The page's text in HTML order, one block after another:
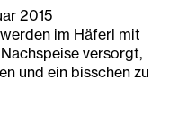
2015
im Häferl mit
versorgt,
und ein bisschen zu